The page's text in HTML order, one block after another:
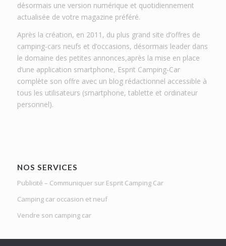
désormais une version numérique et quotidiennement
actualisée de votre magazine préféré.
Après la création, en 2011, du plus grand site d’offres de
camping-cars neufs et d’occasions, désormais leader dans
le domaine des petites annonces,après la mise en place
d’une application smartphone, Esprit Camping-Car
complète son offre avec un blog rédactionnel accessible à
tous les utilisateurs (smartphone, tablette et ordinateur
personnel).
NOS SERVICES
Publicité – Communiquer sur Esprit Camping Car
Camping car occasion et neuf
Vendre son camping car